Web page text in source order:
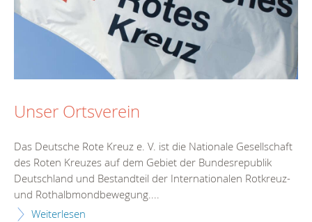
Unser Ortsverein
Das Deutsche Rote Kreuz e. V. ist die Nationale Gesellschaft
des Roten Kreuzes auf dem Gebiet der Bundesrepublik
Deutschland und Bestandteil der Internationalen Rotkreuz-
und Rothalbmondbewegung....
Weiterlesen